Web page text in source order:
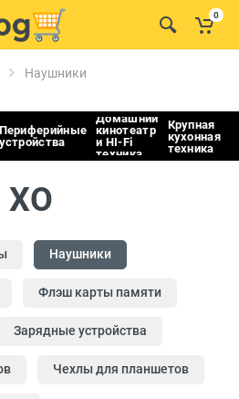
0
Наушники
Периферийные
устройства
Домашний
кинотеатр
и HI-Fi
техника
Крупная
кухонная
техника
Наушники
Флэш карты памяти
Зарядные устройства
Чехлы для планшетов